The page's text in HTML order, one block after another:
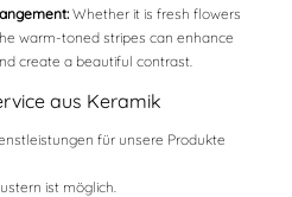
Whether it is fresh flowers
warm-toned stripes can enhance
create a beautiful contrast.
aus Keramik
für unsere Produkte
ist möglich.